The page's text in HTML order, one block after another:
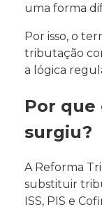
uma forma
Por isso, o
tributação
a lógica
Por que
surgiu?
A Reforma
substituir
ISS, PIS e